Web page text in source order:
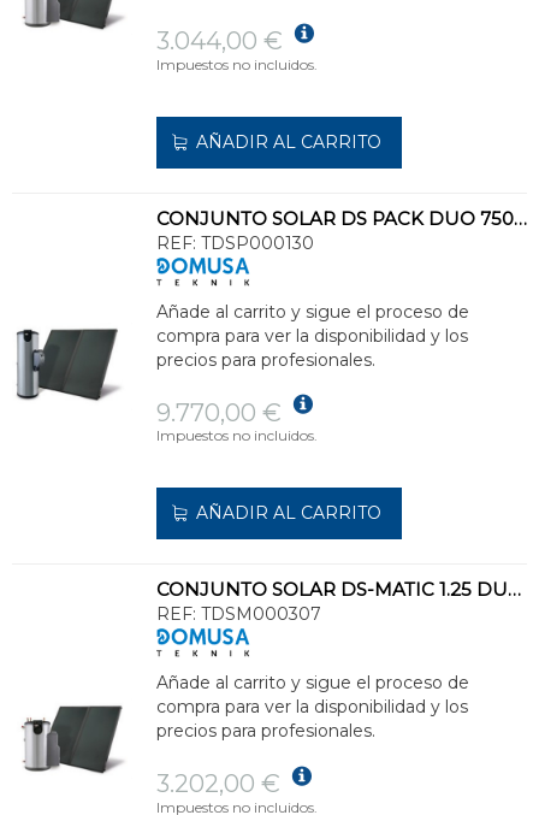
3.044,00 €
Impuestos no incluidos.
AÑADIR AL CARRITO
CONJUNTO SOLAR DS PACK DUO 750-6C CIRCULACIÓN FORZADA
REF: TDSP000130
Añade al carrito y sigue el proceso de
compra para ver la disponibilidad y los
precios para profesionales.
9.770,00 €
Impuestos no incluidos.
AÑADIR AL CARRITO
CONJUNTO SOLAR DS-MATIC 1.25 DUO-L CLASE ENERGÉTICA C
REF: TDSM000307
Añade al carrito y sigue el proceso de
compra para ver la disponibilidad y los
precios para profesionales.
3.202,00 €
Impuestos no incluidos.